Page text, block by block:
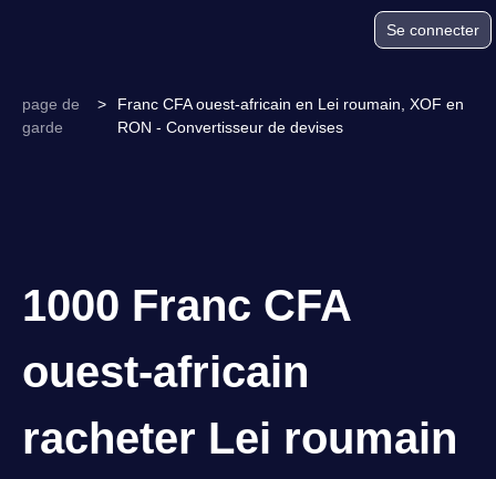
Se connecter
page de
garde
>
Franc CFA ouest-africain en Lei roumain, XOF en
RON - Convertisseur de devises
1000 Franc CFA
ouest-africain
racheter Lei roumain